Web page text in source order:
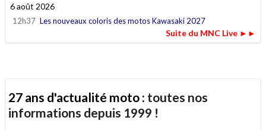
6 août 2026
12h37 Les nouveaux coloris des motos Kawasaki 2027
Suite du MNC Live ►►
27 ans d'actualité moto : toutes nos
informations depuis 1999 !